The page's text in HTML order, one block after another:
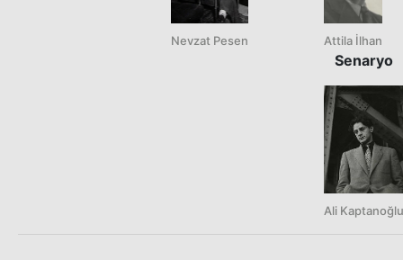
Nevzat Pesen Attila İlhan
Senaryo
Ali Kaptanoğlu